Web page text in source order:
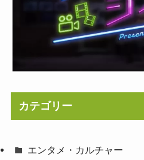
カテゴリー
エンタメ・カルチャー